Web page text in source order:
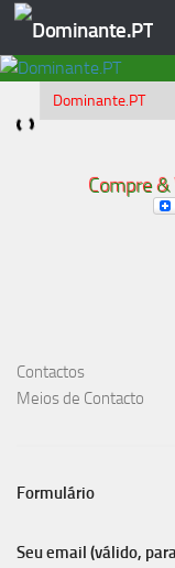
Skip to content
Compre
Contactos
Meios de Contacto
Formulário
Seu email (válido,